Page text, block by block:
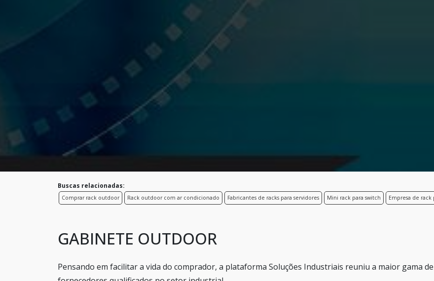
Buscas relacionadas:
Comprar rack outdoor Rack outdoor com ar condicionado Fabricantes de racks para servidores Mini rack para switch Empresa de
GABINETE OUTDOOR
Pensando em facilitar a vida do comprador, a plataforma Soluções Industriais reuniu a maior gama de